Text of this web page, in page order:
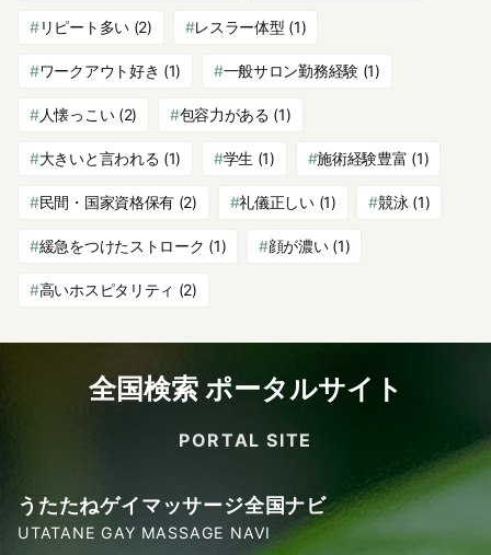
リピート多い(2) レスラー体型 (1)
ワークアウト好き (1) 一般サロン勤務経験(1)
人懐っこい(2) 包容力がある (1)
大きいと言われる (1) 学生 (1) 施術経験豊富 (1)
民間・国家資格保有 (2) 礼儀正しい(1) 競泳 (1)
緩急をつけたストローク (1) 顔が濃い(1)
高いホスピタリティ (2)
全国検索 ポータルサイト
PORTAL SITE
うたたねゲイマッサージ全国ナビ
UTATANE GAY MASSAGE NAVI